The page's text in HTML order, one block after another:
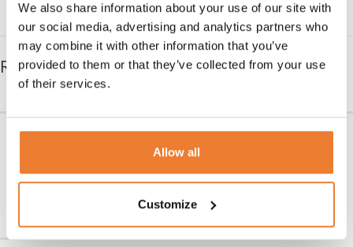
We also share information about your use of our site with
our social media, advertising and analytics partners who
may combine it with other information that you’ve
provided to them or that they’ve collected from your use
of their services.
Allow all
Customize
RELATERADE PRODUKTER
Vattendunk 25 liter
70kr
Termos 10 liter
100kr